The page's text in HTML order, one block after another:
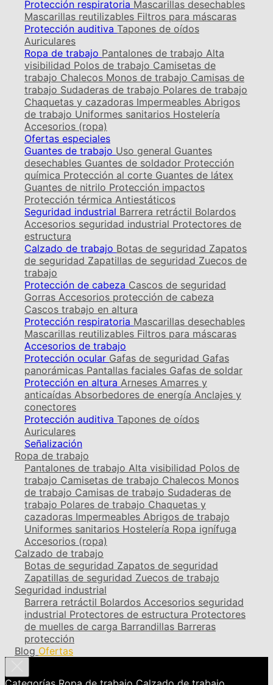
Protección respiratoria Mascarillas desechables
Mascarillas reutilizables Filtros para máscaras
Protección auditiva Tapones de oídos
Auriculares
Ropa de trabajo Pantalones de trabajo Alta
visibilidad Polos de trabajo Camisetas de
trabajo Chalecos Monos de trabajo Camisas de
trabajo Sudaderas de trabajo Polares de trabajo
Chaquetas y cazadoras Impermeables Abrigos
de trabajo Uniformes sanitarios Hostelería
Accesorios (ropa)
Ofertas especiales
Guantes de trabajo Uso general Guantes
desechables Guantes de soldador Protección
química Protección al corte Guantes de látex
Guantes de nitrilo Protección impactos
Protección térmica Antiestáticos
Seguridad industrial Barrera retráctil Bolardos
Accesorios seguridad industrial Protectores de
estructura
Calzado de trabajo Botas de seguridad Zapatos
de seguridad Zapatillas de seguridad Zuecos de
trabajo
Protección de cabeza Cascos de seguridad
Gorras Accesorios protección de cabeza
Cascos trabajo en altura
Protección respiratoria Mascarillas desechables
Mascarillas reutilizables Filtros para máscaras
Accesorios de trabajo
Protección ocular Gafas de seguridad Gafas
panorámicas Pantallas faciales Gafas de soldar
Protección en altura Arneses Amarres y
anticaídas Absorbedores de energía Anclajes y
conectores
Protección auditiva Tapones de oídos
Auriculares
Señalización
Ropa de trabajo
Pantalones de trabajo Alta visibilidad Polos de
trabajo Camisetas de trabajo Chalecos Monos
de trabajo Camisas de trabajo Sudaderas de
trabajo Polares de trabajo Chaquetas y
cazadoras Impermeables Abrigos de trabajo
Uniformes sanitarios Hostelería Ropa ignífuga
Accesorios (ropa)
Calzado de trabajo
Botas de seguridad Zapatos de seguridad
Zapatillas de seguridad Zuecos de trabajo
Seguridad industrial
Barrera retráctil Bolardos Accesorios seguridad
industrial Protectores de estructura Protectores
de muelles de carga Barrandillas Barreras
protección
Blog Ofertas